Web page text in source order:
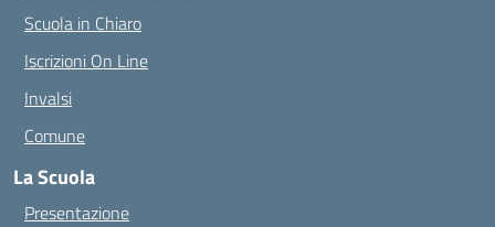
Scuola in Chiaro
Iscrizioni On Line
Invalsi
Comune
La Scuola
Presentazione